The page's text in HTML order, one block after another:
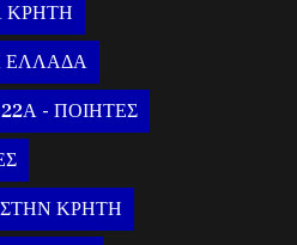
ΚΡΗΤΗ
ΕΛΛΑΔΑ
22Α - ΠΟΙΗΤΕΣ
ΚΡΗΤΗ